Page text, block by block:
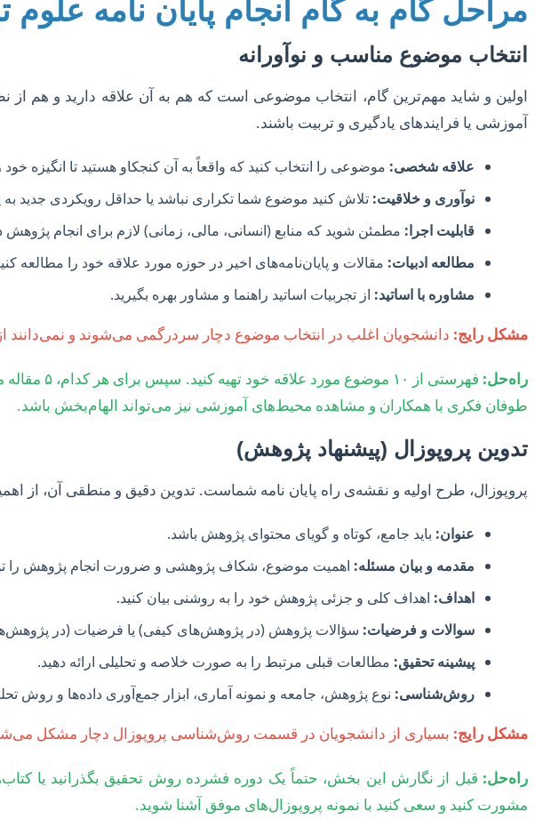
مراحل گام به گام انجام پایان نامه علوم
انتخاب موضوع مناسب و نوآورانه
اولین و شاید مهم‌ترین گام، انتخاب موضوعی است که هم به آن علاقه دارید و هم
آموزشی یا فرایندهای یادگیری و تربیت باشند.
علاقه شخصی: موضوعی را انتخاب کنید که واقعاً به آن کنجکاو هستید تا انگیزه
نوآوری و خلاقیت: تلاش کنید موضوع شما تکراری نباشد یا حداقل رویکردی جدید به
قابلیت اجرا: مطمئن شوید که منابع (انسانی، مالی، زمانی) لازم برای انجام
مطالعه ادبیات: مقالات و پایان‌نامه‌های اخیر در حوزه مورد علاقه خود را مطالعه
مشاوره با اساتید: از تجربیات اساتید راهنما و مشاور بهره بگیرید.
مشکل رایج: دانشجویان اغلب در انتخاب موضوع دچار سردرگمی می‌شوند و نمی‌دانند از
راه‌حل:
فهرستی
طوفان فکری با همکاران و مشاهده محیط‌های آموزشی نیز می‌تواند الهام‌بخش باشد.
تدوین پروپوزال (پیشنهاد پژوهش)
پروپوزال، طرح اولیه و نقشه‌ی راه پایان نامه شماست. تدوین دقیق و منطقی آن، از
عنوان: باید جامع، کوتاه و گویای محتوای پژوهش باشد.
مقدمه و بیان مسئله: اهمیت موضوع، شکاف پژوهشی و ضرورت انجام پژوهش را
اهداف: اهداف کلی و جزئی پژوهش خود را به روشنی بیان کنید.
سوالات و فرضیات: سؤالات پژوهش (در پژوهش‌های کیفی) یا فرضیات (در
پیشینه تحقیق: مطالعات قبلی مرتبط را به صورت خلاصه و تحلیلی ارائه دهید.
روش‌شناسی: نوع پژوهش، جامعه و نمونه آماری، ابزار جمع‌آوری داده‌ها و روش
مشکل رایج: بسیاری از دانشجویان در قسمت روش‌شناسی پروپوزال دچار مشکل
راه‌حل: قبل از نگارش این بخش، حتماً یک دوره فشرده روش تحقیق بگذرانید یا
مشورت کنید و سعی کنید با نمونه پروپوزال‌های موفق آشنا شوید.